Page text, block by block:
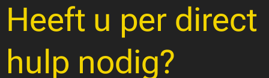
Heeft u per direct
hulp nodig?